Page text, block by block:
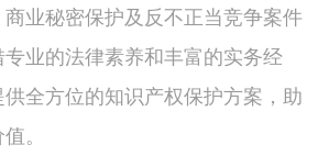
业秘密保护及反不正当竞争案件
业的法律素养和丰富的实务经
全方位的知识产权保护方案，助
。